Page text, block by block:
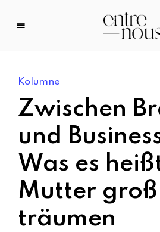
N
o
u
s
–
D
a
s
M
Kolumne
Zwischen
und
Was es
Mutter groß
träumen